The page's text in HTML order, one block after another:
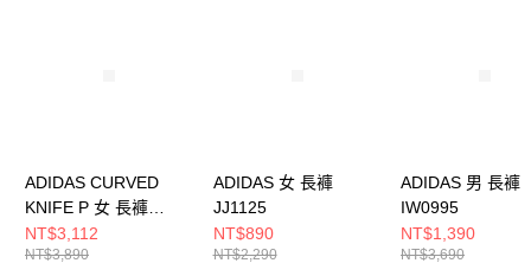
ADIDAS CURVED
KNIFE P 女 長褲
IA7519
NT$3,112
NT$3,890
ADIDAS 女 長褲
JJ1125
NT$890
NT$2,290
ADIDAS 男 長褲
IW0995
NT$1,390
NT$3,690